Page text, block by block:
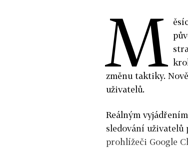
M
změnu taktiky.
uživatelů.
Reálným
sledování uživatelů
prohlížeči Google